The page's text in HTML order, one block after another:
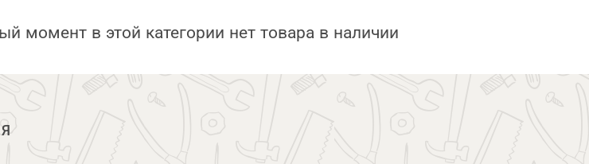
момент в этой категории нет товара в наличии